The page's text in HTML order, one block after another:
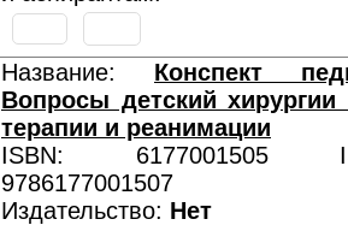
Название: Конспект
Вопросы детский хирургии
терапии и реанимации
ISBN: 6177001505
9786177001507
Издательство: Нет